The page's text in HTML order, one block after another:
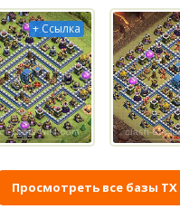
+ Ссылка
Просмотреть все базы ТХ